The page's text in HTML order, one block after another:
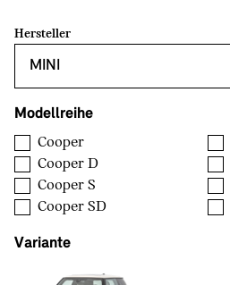
Hersteller
Modellreihe
Cooper
Cooper D
Cooper S
Cooper SD
Variante